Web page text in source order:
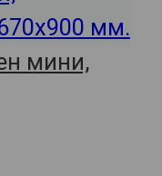
мини,